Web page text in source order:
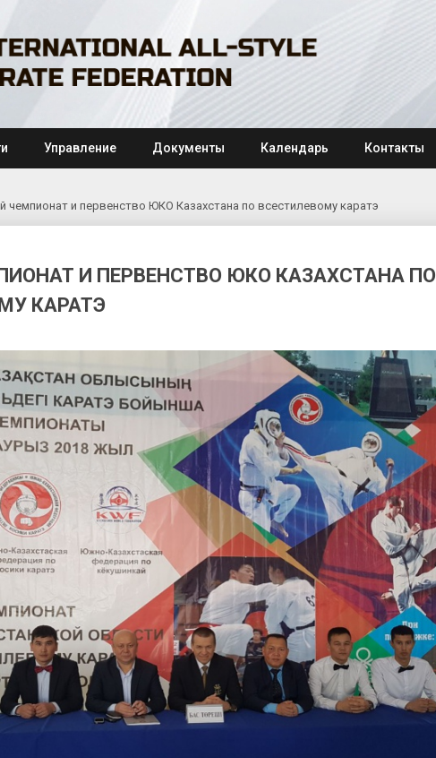
Управление Документы Календарь Контакты
чемпионат и первенство ЮКО Казахстана по всестилевому каратэ
И ПЕРВЕНСТВО ЮКО КАЗАХСТАНА ПО
КАРАТЭ